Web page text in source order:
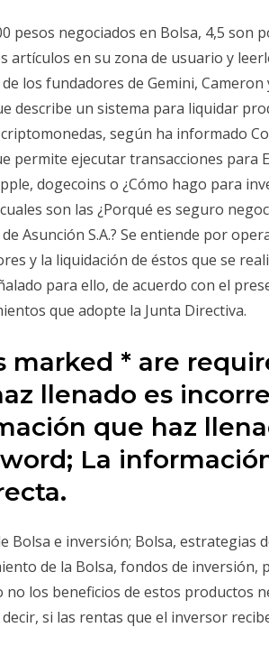
pesos negociados en Bolsa, 4,5
artículos en su zona de usuario y
los fundadores de Gemini,
describe un sistema para liquidar
según ha informado
permite ejecutar transacciones para
dogecoins o ¿Cómo hago para
son las ¿Porqué es seguro
Asunción S.A.? Se entiende por
y la liquidación de éstos que se
para ello, de acuerdo con el
que adopte la Junta Directiva.
marked * are
llenado es
que haz
La
Bolsa e inversión; Bolsa, estrategias
de la Bolsa, fondos de inversión,
no los beneficios de estos productos
decir, si las rentas que el inversor